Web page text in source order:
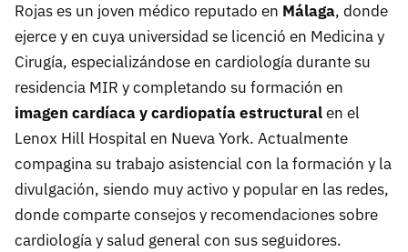
Rojas es un joven médico reputado en Málaga, donde
ejerce y en cuya universidad se licenció en Medicina y
Cirugía, especializándose en cardiología durante su
residencia MIR y completando su formación en
imagen cardíaca y cardiopatía estructuralen el
Lenox Hill Hospital en Nueva York. Actualmente
compagina su trabajo asistencial con la formación y la
divulgación, siendo muy activo y popular en las redes,
donde comparte consejos y recomendaciones sobre
cardiología y salud general con sus seguidores.